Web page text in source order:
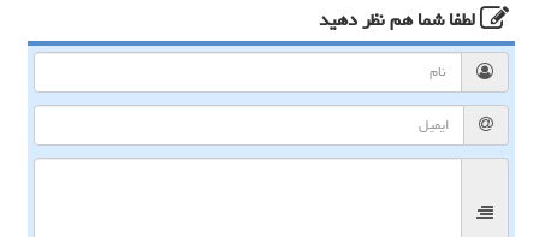
لطفا شما همنظر دهید